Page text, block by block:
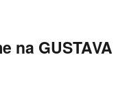
na GUSTAVA